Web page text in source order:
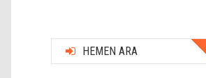
HEMEN ARA